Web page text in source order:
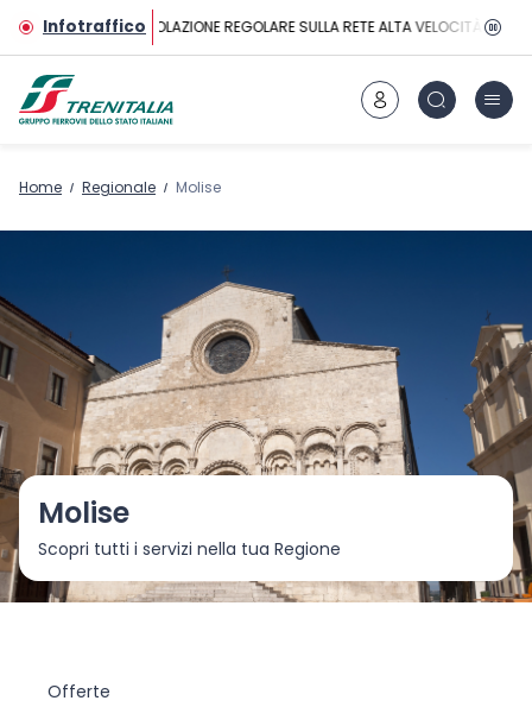
Vai al contenuto principale
InfotrafficoCIRCOLAZIONE REGOLARE SULLA RETE ALTA VELOCITÀ
Home Regionale Molise
Molise
Scopri tutti i servizi nella tua Regione
Offerte